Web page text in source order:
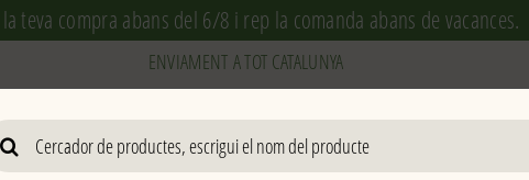
la teva compra abans del 6/8 i rep la comanda abans de vacances.